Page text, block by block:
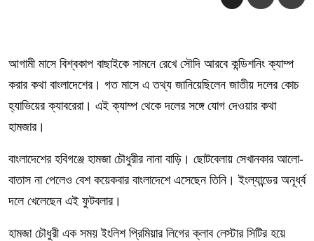
আগামী মাসে বিশ্বকাপ বাছাইকে সামনে রেখে সৌদি আরবে কন্ডিশনিং ক্যাম্প
করার কথা বাংলাদেশের। গত মাসে এ তথ্য জানিয়েছিলেন জাতীয় দলের কোচ
হ্যাভিয়ের ক্যাবরেরা। এই ক্যাম্প থেকে দলের সঙ্গে যোগ দেওয়ার কথা
হামজার।
বাংলাদেশের হবিগঞ্জে হামজা চৌধুরীর নানা বাড়ি। ছোটবেলায় সেখানকার আলো-
বাতাস না পেলেও বেশ কয়েকবার বাংলাদেশে এসেছেন তিনি। ইংল্যান্ডের অনূর্ধ্ব
দলে খেলেছেন এই ফুটবলার।
হামজা চৌধুরী এক সময় ইংলিশ প্রিমিয়ার লিগের ক্লাব লেস্টার সিটির হয়ে